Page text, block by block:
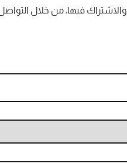
فيها، من خلال